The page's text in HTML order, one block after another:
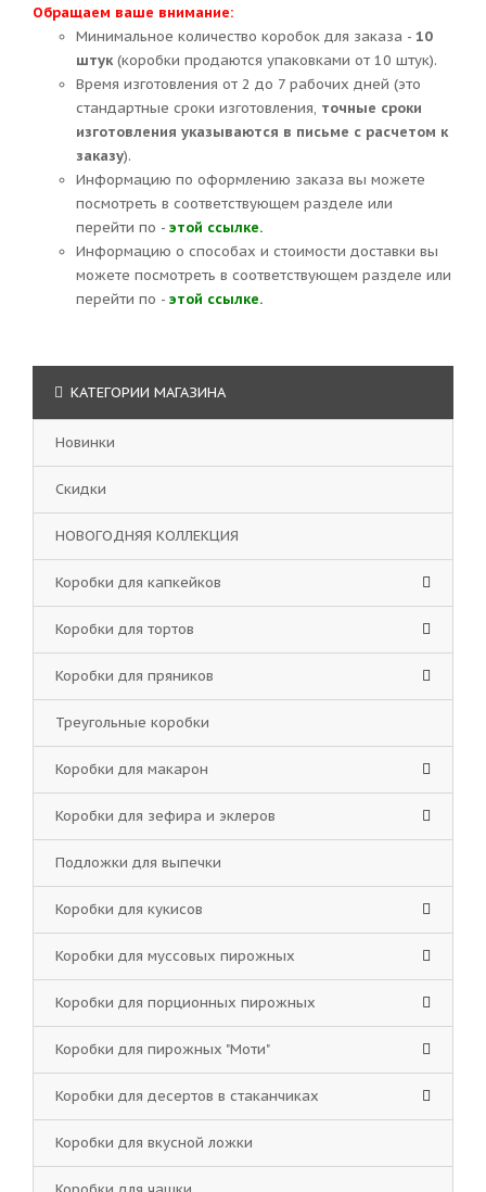
Обращаем ваше внимание:
Минимальное количество коробок для заказа - 10
штук(коробки продаются упаковками от 10 штук).
Время изготовления от 2 до 7 рабочих дней (это
стандартные сроки изготовления, точные сроки
изготовления указываются в письме с расчетом к
заказу).
Информацию по оформлению заказа вы можете
посмотреть в соответствующем разделе или
перейти по - этой ссылке.
Информацию о способах и стоимости доставки вы
можете посмотреть в соответствующем разделе или
перейти по - этой ссылке.
КАТЕГОРИИ МАГАЗИНА
Новинки
Скидки
НОВОГОДНЯЯ КОЛЛЕКЦИЯ
Коробки для капкейков
Коробки для тортов
Коробки для пряников
Треугольные коробки
Коробки для макарон
Коробки для зефира и эклеров
Подложки для выпечки
Коробки для кукисов
Коробки для муссовых пирожных
Коробки для порционных пирожных
Коробки для пирожных "Моти"
Коробки для десертов в стаканчиках
Коробки для вкусной ложки